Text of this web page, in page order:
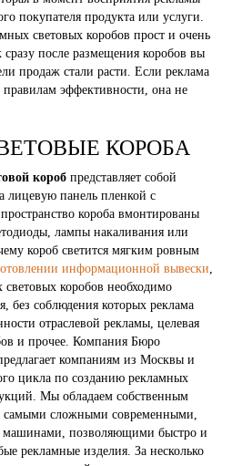
покупателя продукта или услуги.
световых коробов прост и очень
после размещения коробов вы
продаж стали расти. Если реклама
эффективности, она не
КОРОБА
короб представляет собой
лицевую панель пленкой с
короба вмонтированы
лампы накаливания или
короб светится мягким ровным
информационной вывески,
коробов необходимо
без соблюдения которых реклама
отраслевой рекламы, целевая
и прочее. Компания Бюро
компаниям из Москвы и
цикла по созданию рекламных
Мы обладаем собственным
самыми сложными современными,
позволяющими быстро и
рекламные изделия. За несколько